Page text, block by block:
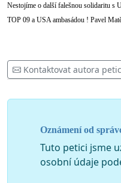
Nestojíme o další falešnou solidaritu s
TOP 09 a USA ambasádou ! Pavel
Kontaktovat autora
Oznámení od
Tuto petici jsme
osobní údaje